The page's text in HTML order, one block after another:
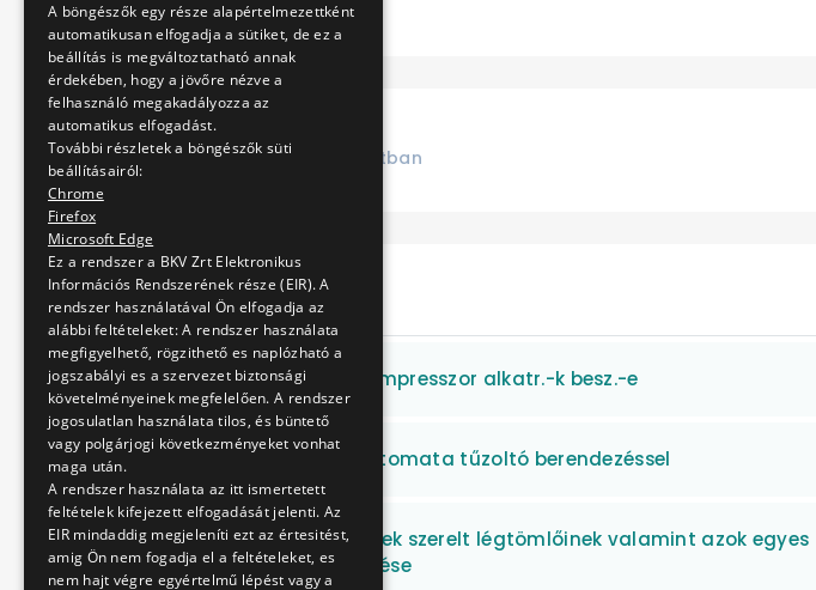
Lezárt Folyamatban
Cím
MFAV BS 4/7 csavarkompresszor alkatr.-k besz.-e
Buszok felszerelése automata tűzoltó berendezéssel
MFAV és metró járművek szerelt légtömlőinek valamint azok egyes
tartozékainak beszerzése
A böngészők egy része alapértelmezettként
automatikusan elfogadja a sütiket, de ez a
beállítás is megváltoztatható annak
érdekében, hogy a jövőre nézve a
felhasználó megakadályozza az
automatikus elfogadást.
További részletek a böngészők süti
beállításairól:
Chrome
Firefox
Microsoft Edge
Ez a rendszer a BKV Zrt Elektronikus
Információs Rendszerének része (EIR). A
rendszer használatával Ön elfogadja az
alábbi feltételeket: A rendszer használata
megfigyelhető, rögzithető es naplózható a
jogszabályi es a szervezet biztonsági
követelményeinek megfelelően. A rendszer
jogosulatlan használata tilos, és büntető
vagy polgárjogi következményeket vonhat
maga után.
A rendszer használata az itt ismertetett
feltételek kifejezett elfogadását jelenti. Az
EIR mindaddig megjeleníti ezt az értesitést,
amig Ön nem fogadja el a feltételeket, es
nem hajt végre egyértelmű lépést vagy a